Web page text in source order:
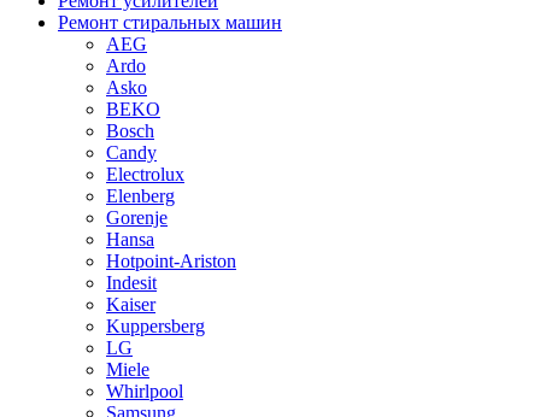
Ремонт стиральных машин
AEG
Ardo
Asko
BEKO
Bosch
Candy
Electrolux
Elenberg
Gorenje
Hansa
Hotpoint-Ariston
Indesit
Kaiser
Kuppersberg
LG
Miele
Whirlpool
Samsung